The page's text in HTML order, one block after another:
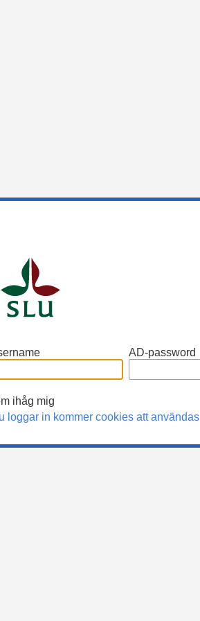
AD-password
ihåg mig
loggar in kommer cookies att användas